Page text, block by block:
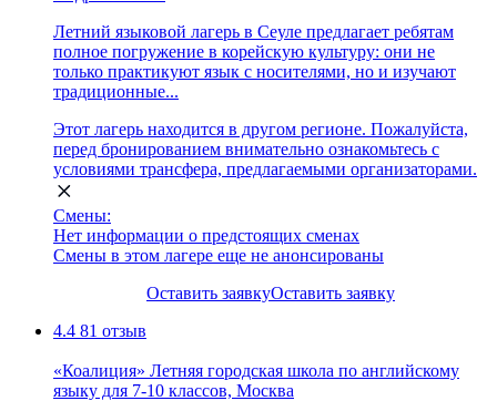
Летний языковой лагерь в Сеуле предлагает ребятам
полное погружение в корейскую культуру: они не
только практикуют язык с носителями, но и изучают
традиционные...
Этот лагерь находится в другом регионе. Пожалуйста,
перед бронированием внимательно ознакомьтесь с
условиями трансфера, предлагаемыми организаторами.
Смены:
Нет информации о предстоящих сменах
Смены в этом лагере еще не анонсированы
Оставить заявкуОставить заявку
4.4 81 отзыв
«Коалиция» Летняя городская школа по английскому
языку для 7-10 классов, Москва